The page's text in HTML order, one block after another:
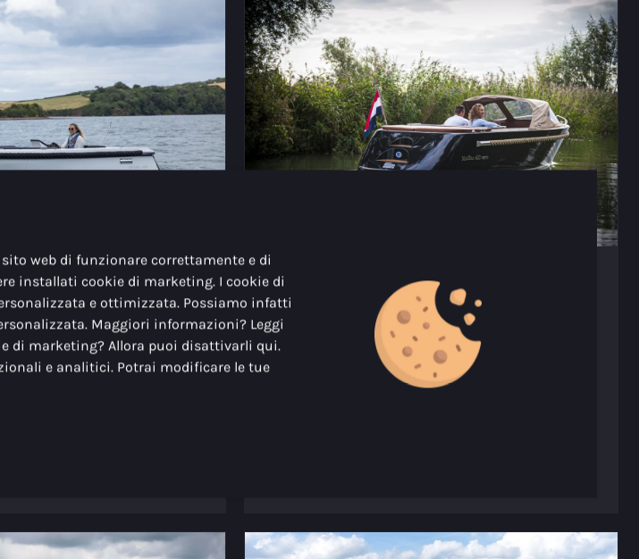
Elettrico
5.80m
€ 18.500,00
8
Maxima 620 MC Elettrico
Lunghezza
6.15m
Prezzo (a partire da)
€ 24.500,00
Numero di persone
8
Motore non visibile
web di funzionare correttamente e di
installati cookie di marketing. I cookie di
e ottimizzata. Possiamo infatti
Maggiori informazioni? Leggi
di marketing? Allora puoi disattivarli qui.
e analitici. Potrai modificare le tue